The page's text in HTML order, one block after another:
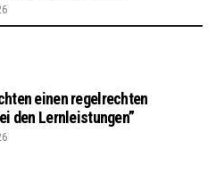
einen regelrechten
den Lernleistungen”